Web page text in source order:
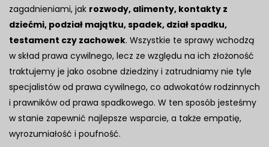
zagadnieniami, jak rozwody, alimenty, kontakty z
dziećmi, podział majątku, spadek, dział spadku,
testament czy zachowek. Wszystkie te sprawy wchodzą
w skład prawa cywilnego, lecz ze względu na ich złożoność
traktujemy je jako osobne dziedziny i zatrudniamy nie tyle
specjalistów od prawa cywilnego, co adwokatów rodzinnych
i prawników od prawa spadkowego. W ten sposób jesteśmy
w stanie zapewnić najlepsze wsparcie, a także empatię,
wyrozumiałość i poufność.